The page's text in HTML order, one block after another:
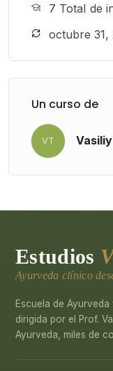
7 TotaI de
octubre 31,
Un curso de
VT
Estudios
Ayurveda clínico
Escuela de
dirigida por el Prof.
Ayurveda, miles de